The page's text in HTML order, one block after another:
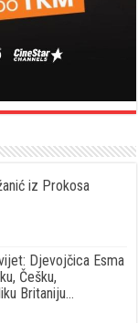
iz Prokosa
Djevojčica Esma
Češku,
Britaniju…